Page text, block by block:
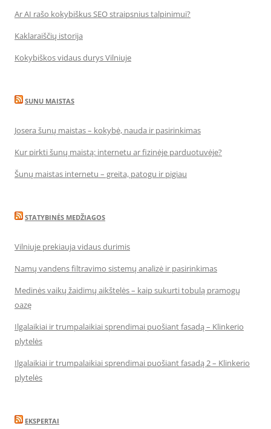
Ar AI rašo kokybiškus SEO straipsnius talpinimui?
Kaklaraiščių istorija
Kokybiškos vidaus durys Vilniuje
SUNU MAISTAS
Josera šunų maistas – kokybė, nauda ir pasirinkimas
Kur pirkti šunų maistą: internetu ar fizinėje parduotuvėje?
Šunų maistas internetu – greita, patogu ir pigiau
STATYBINĖS MEDŽIAGOS
Vilniuje prekiauja vidaus durimis
Namų vandens filtravimo sistemų analizė ir pasirinkimas
Medinės vaikų žaidimų aikštelės – kaip sukurti tobulą pramogų
oazę
Ilgalaikiai ir trumpalaikiai sprendimai puošiant fasadą – Klinkerio
plytelės
Ilgalaikiai ir trumpalaikiai sprendimai puošiant fasadą 2 – Klinkerio
plytelės
EKSPERTAI